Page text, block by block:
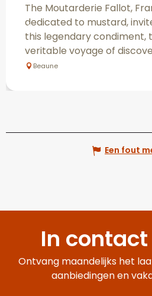
The Moutarderie Fallot,
dedicated to mustard,
this legendary condiment,
veritable voyage of
Beaune
Een fout
In
Ontvang maandelijks het
aanbiedingen en